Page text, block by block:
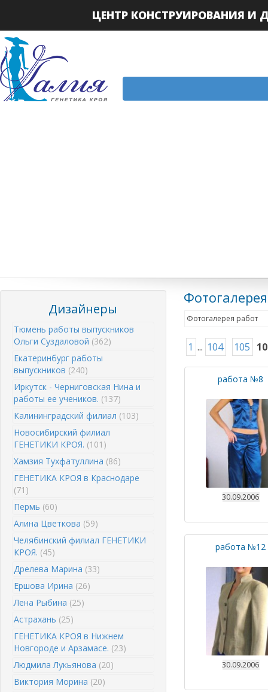
ЦЕНТР КОНСТРУИРОВАНИЯ
Дизайнеры
Тюмень работы выпускников
Ольги Суздаловой (362)
Екатеринбург работы
выпускников (240)
Иркутск - Черниговская Нина и
работы ее учеников. (137)
Калининградский филиал (103)
Новосибирский филиал
ГЕНЕТИКИ КРОЯ. (101)
Хамзия Тухфатуллина (86)
ГЕНЕТИКА КРОЯ в Краснодаре
(71)
Пермь (60)
Алина Цветкова (59)
Челябинский филиал ГЕНЕТИКИ
КРОЯ. (45)
Дрелева Марина (33)
Ершова Ирина (26)
Лена Рыбина (25)
Астрахань (25)
ГЕНЕТИКА КРОЯ в Нижнем
Новгороде и Арзамасе. (23)
Людмила Лукьянова (20)
Виктория Морина (20)
Фотогалерея работ
1 ... 104 105
работа №8
30.09.2006
работа №12
30.09.2006